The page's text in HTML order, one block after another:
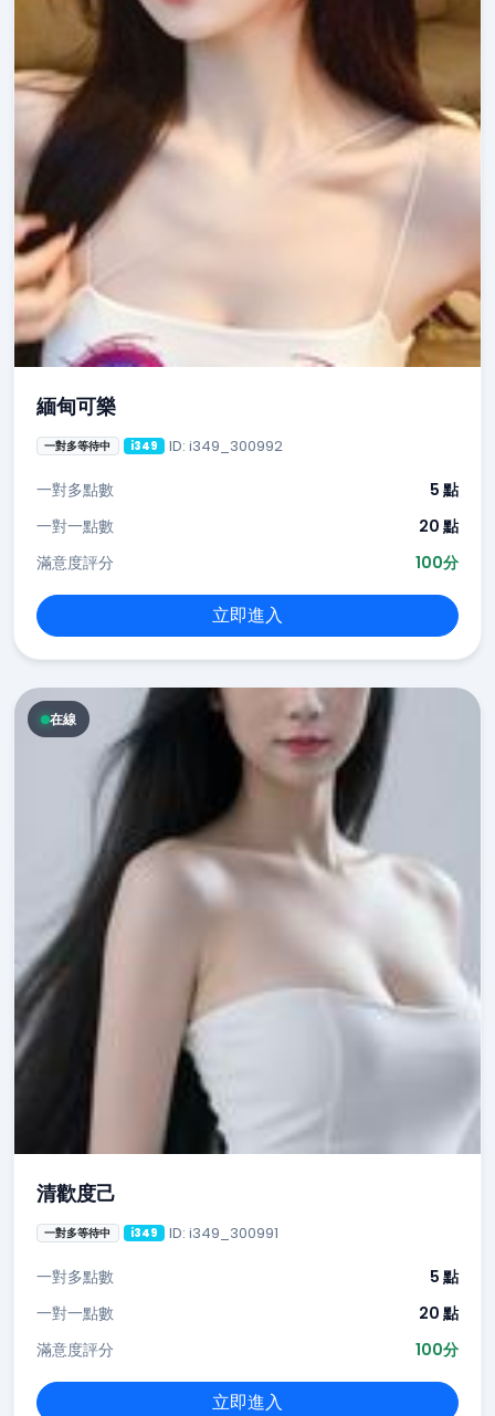
緬甸可樂
一對多等待中 i349 ID: i349_300992
一對多點數
5 點
一對一點數
20 點
滿意度評分
100分
立即進入
在線
清歡度己
一對多等待中 i349 ID: i349_300991
一對多點數
5 點
一對一點數
20 點
滿意度評分
100分
立即進入